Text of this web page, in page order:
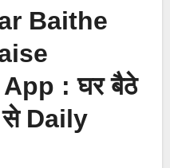
Baithe
: घर बैठे
से Daily